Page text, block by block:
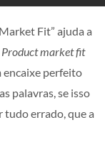
Fit” ajuda a
Product market fit
perfeito
palavras, se isso
tudo errado, que a